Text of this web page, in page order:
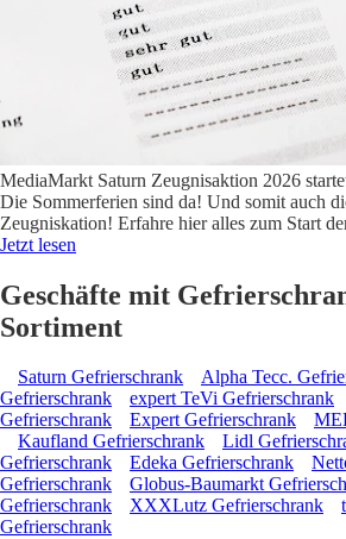
MediaMarkt Saturn Zeugnisaktion 2026
Die Sommerferien sind da! Und somit auch
Zeugniskation! Erfahre hier alles zum Start
Jetzt lesen
Geschäfte mit
Sortiment
Saturn Gefrierschrank Alpha Tecc.
Gefrierschrank
expert TeVi Gefrierschrank
Gefrierschrank
Expert Gefrierschrank
Kaufland Gefrierschrank
Lidl
Gefrierschrank
Edeka Gefrierschrank
Gefrierschrank
Globus-Baumarkt
Gefrierschrank
XXXLutz Gefrierschrank
Gefrierschrank